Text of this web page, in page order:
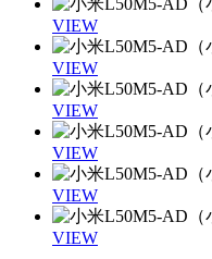
VIEW
VIEW
VIEW
VIEW
VIEW
VIEW